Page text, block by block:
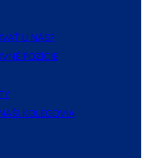
U NÁS?
POZÍCIE
KOLEGOVIA